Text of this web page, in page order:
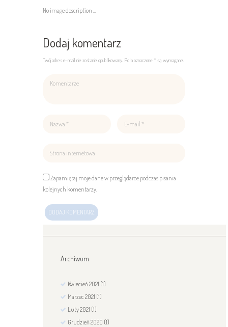
No image description ...
Dodaj komentarz
Twój adres e-mail nie zostanie opublikowany. Pola oznaczone * są wymagane.
Zapamiętaj moje dane w przeglądarce podczas pisania
kolejnych komentarzy.
Archiwum
Kwiecień2021 (1)
Marzec2021 (1)
Luty2021 (1)
Grudzień2020 (1)